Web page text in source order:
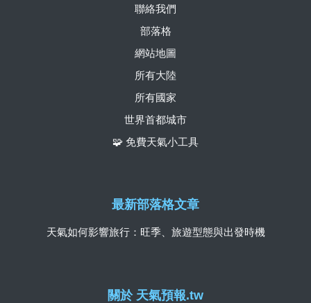
關於 天氣預報.tw
聯絡我們
部落格
網站地圖
所有大陸
所有國家
世界首都城市
🧩 免費天氣小工具
最新部落格文章
天氣如何影響旅行：旺季、旅遊型態與出發時機